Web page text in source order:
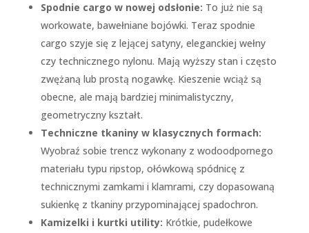
Spodnie cargo w nowej odsłonie: To już nie są
workowate, bawełniane bojówki. Teraz spodnie
cargo szyje się z lejącej satyny, eleganckiej wełny
czy technicznego nylonu. Mają wyższy stan i często
zwężaną lub prostą nogawkę. Kieszenie wciąż są
obecne, ale mają bardziej minimalistyczny,
geometryczny kształt.
Techniczne tkaniny w klasycznych formach:
Wyobraź sobie trencz wykonany z wodoodpornego
materiału typu ripstop, ołówkową spódnicę z
technicznymi zamkami i klamrami, czy dopasowaną
sukienkę z tkaniny przypominającej spadochron.
Kamizelki i kurtki utility: Krótkie, pudełkowe